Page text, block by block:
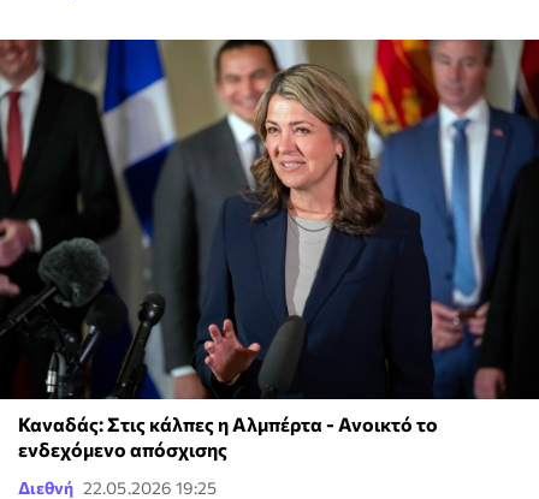
Καναδάς: Στις κάλπες η Αλμπέρτα - Ανοικτό το
ενδεχόμενο απόσχισης
Διεθνή 22.05.2026 19:25